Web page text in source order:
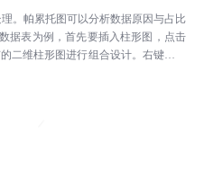
。帕累托图可以分析数据原因与占比
据表为例，首先要插入柱形图，点击
二维柱形图进行组合设计。右键点击